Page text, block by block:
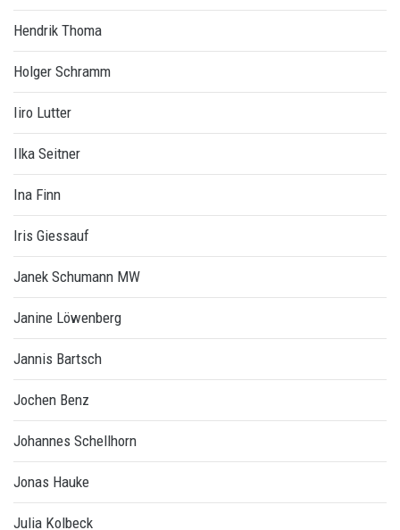
Hendrik Thoma
Holger Schramm
Iiro Lutter
Ilka Seitner
Ina Finn
Iris Giessauf
Janek Schumann MW
Janine Löwenberg
Jannis Bartsch
Jochen Benz
Johannes Schellhorn
Jonas Hauke
Julia Kolbeck